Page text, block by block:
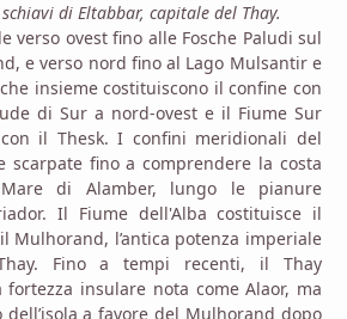
di Eltabbar, capitale del Thay.
verso ovest fino alle Fosche Paludi sul
e verso nord fino al Lago Mulsantir e
insieme costituiscono il confine con
di Sur a nord-ovest e il Fiume Sur
il Thesk. I confini meridionali del
scarpate fino a comprendere la costa
di Alamber, lungo le pianure
Il Fiume dell'Alba costituisce il
Mulhorand, l’antica potenza imperiale
Fino a tempi recenti, il Thay
insulare nota come Alaor, ma
dell’isola a favore del Mulhorand dopo